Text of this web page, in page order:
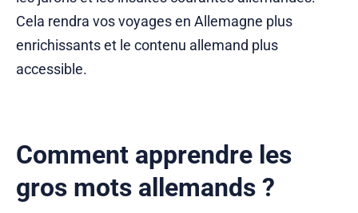
Cela rendra vos voyages en Allemagne plus
enrichissants et le contenu allemand plus
accessible.
Comment apprendre les
gros mots allemands ?